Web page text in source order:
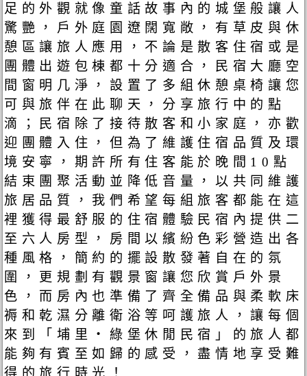
足的外觀就像童話故事內的城堡般讓人
驚艷，戶外庭園遼闊寬敞，有草皮與休
憩區讓旅人應用，不論是散客住宿或是
團體出遊包棟都十分適合，民宿大廳空
間窗明几淨，設置了多組休憩桌椅讓您
可與旅伴在此聊天，分享旅行中的點
滴；民宿除了接待散客和小家庭，亦歡
迎團體入住，但為了維護住宿品質及環
境安寧，期許所有住客能於晚間10點
結束團聚活動並降低音量，以共同維護
旅居品質，我們希望每組旅客都能在這
裡獲得最舒服的住宿體驗民宿內提供二
至六人房型，房間以繽紛色彩營造出各
種風格，簡約的擺設散發著自在的氛
圍，更規劃有觀景窗讓您欣賞戶外景
色，而房內也準備了齊全備品與柔軟床
褥和乾濕分離衛浴等呵護旅人，讓每個
來到「埔里‧綠堡休閒民宿」的旅人都
能夠有賓至如歸的感受，盡情地享受難
得的旅行時光！